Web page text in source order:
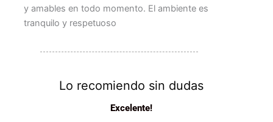
y amables en todo momento. El ambiente es
tranquilo y respetuoso
Lo recomiendo sin dudas
Excelente!